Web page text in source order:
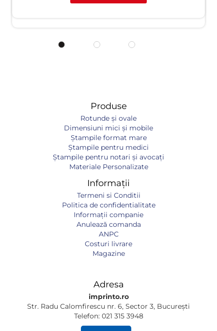
Produse
Rotunde și ovale
Dimensiuni mici și mobile
Ștampile format mare
Ștampile pentru medici
Ștampile pentru notari și avocați
Materiale Personalizate
Informații
Termeni si Conditii
Politica de confidentialitate
Informaţii companie
Anulează comanda
ANPC
Costuri livrare
Magazine
Adresa
imprinto.ro
Str. Radu Calomfirescu nr. 6, Sector 3, București
Telefon: 021 315 3948